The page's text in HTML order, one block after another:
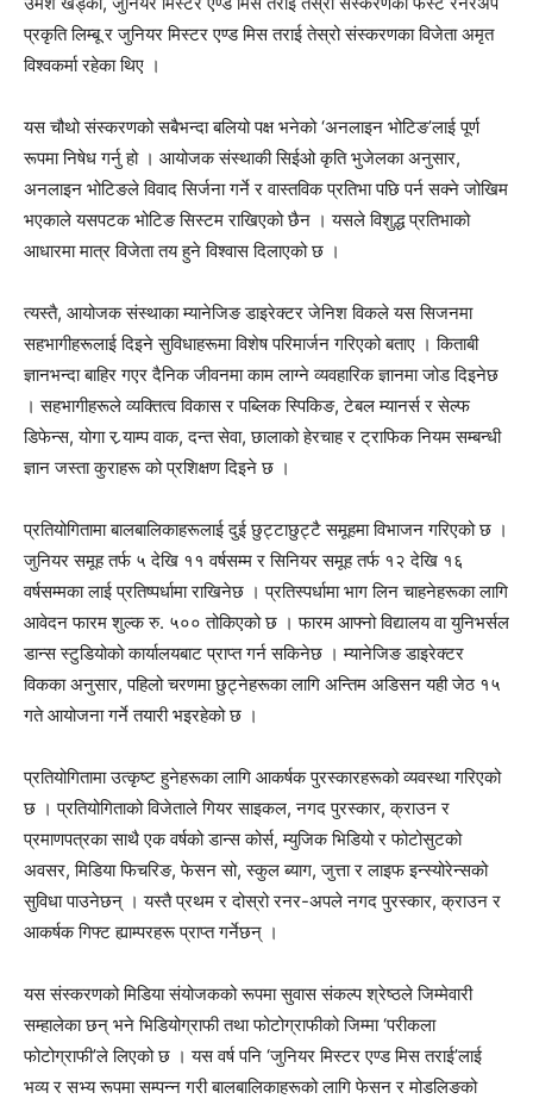
प्रकृति लिम्बू र जुनियर मिस्टर एण्ड मिस तराई तेस्रो संस्करणका विजेता अमृत
विश्वकर्मा रहेका थिए ।
यस चौथो संस्करणको सबैभन्दा बलियो पक्ष भनेको ‘अनलाइन भोटिङ’लाई पूर्ण
रूपमा निषेध गर्नु हो । आयोजक संस्थाकी सिईओ कृति भुजेलका अनुसार,
अनलाइन भोटिङले विवाद सिर्जना गर्ने र वास्तविक प्रतिभा पछि पर्न सक्ने जोखिम
भएकाले यसपटक भोटिङ सिस्टम राखिएको छैन । यसले विशुद्ध प्रतिभाको
आधारमा मात्र विजेता तय हुने विश्वास दिलाएको छ ।
त्यस्तै, आयोजक संस्थाका म्यानेजिङ डाइरेक्टर जेनिश विकले यस सिजनमा
सहभागीहरूलाई दिइने सुविधाहरूमा विशेष परिमार्जन गरिएको बताए । किताबी
ज्ञानभन्दा बाहिर गएर दैनिक जीवनमा काम लाग्ने व्यवहारिक ज्ञानमा जोड दिइनेछ
। सहभागीहरूले व्यक्तित्व विकास र पब्लिक स्पिकिङ, टेबल म्यानर्स र सेल्फ
डिफेन्स, योगा र र्‍याम्प वाक, दन्त सेवा, छालाको हेरचाह र ट्राफिक नियम सम्बन्धी
ज्ञान जस्ता कुराहरू को प्रशिक्षण दिइने छ ।
प्रतियोगितामा बालबालिकाहरूलाई दुई छुट्टाछुट्टै समूहमा विभाजन गरिएको छ ।
जुनियर समूह तर्फ ५ देखि ११ वर्षसम्म र सिनियर समूह तर्फ १२ देखि १६
वर्षसम्मका लाई प्रतिष्पर्धामा राखिनेछ । प्रतिस्पर्धामा भाग लिन चाहनेहरूका लागि
आवेदन फारम शुल्क रु. ५०० तोकिएको छ । फारम आफ्नो विद्यालय वा युनिभर्सल
डान्स स्टुडियोको कार्यालयबाट प्राप्त गर्न सकिनेछ । म्यानेजिङ डाइरेक्टर
विकका अनुसार, पहिलो चरणमा छुट्नेहरूका लागि अन्तिम अडिसन यही जेठ १५
गते आयोजना गर्ने तयारी भइरहेको छ ।
प्रतियोगितामा उत्कृष्ट हुनेहरूका लागि आकर्षक पुरस्कारहरूको व्यवस्था गरिएको
छ । प्रतियोगिताको विजेताले गियर साइकल, नगद पुरस्कार, क्राउन र
प्रमाणपत्रका साथै एक वर्षको डान्स कोर्स, म्युजिक भिडियो र फोटोसुटको
अवसर, मिडिया फिचरिङ, फेसन सो, स्कुल ब्याग, जुत्ता र लाइफ इन्स्योरेन्सको
सुविधा पाउनेछन् । यस्तै प्रथम र दोस्रो रनर-अपले नगद पुरस्कार, क्राउन र
आकर्षक गिफ्ट ह्याम्परहरू प्राप्त गर्नेछन् ।
यस संस्करणको मिडिया संयोजकको रूपमा सुवास संकल्प श्रेष्ठले जिम्मेवारी
सम्हालेका छन् भने भिडियोग्राफी तथा फोटोग्राफीको जिम्मा ‘परीकला
फोटोग्राफी’ले लिएको छ । यस वर्ष पनि ‘जुनियर मिस्टर एण्ड मिस तराई’लाई
भव्य र सभ्य रूपमा सम्पन्न गरी बालबालिकाहरूको लागि फेसन र मोडलिङको